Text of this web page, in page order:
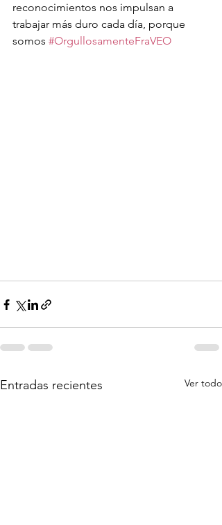
reconocimientos nos impulsan a
trabajar más duro cada día, porque
somos #OrgullosamenteFraVEO
Entradas recientes Ver todo